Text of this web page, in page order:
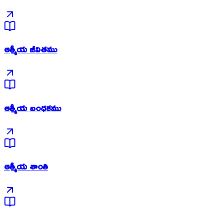
ఆత్మీయ జీవితము
ఆత్మీయ బంధకము
ఆత్మీయ శాంతి